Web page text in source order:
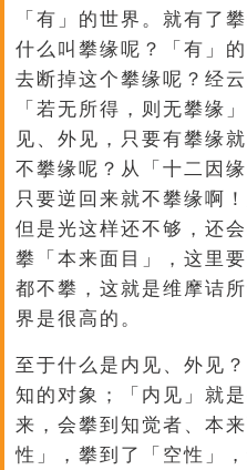
「有」的世界。就有了
什么叫攀缘呢？「有」
去断掉这个攀缘呢？经
「若无所得，则无攀缘
见、外见，只要有攀缘
不攀缘呢？从「十二因
只要逆回来就不攀缘啊
但是光这样还不够，还
攀「本来面目」，这里
都不攀，这就是维摩诘
界是很高的。
至于什么是内见、外见
知的对象；「内见」就
来，会攀到知觉者、本
性」，攀到了「空性」